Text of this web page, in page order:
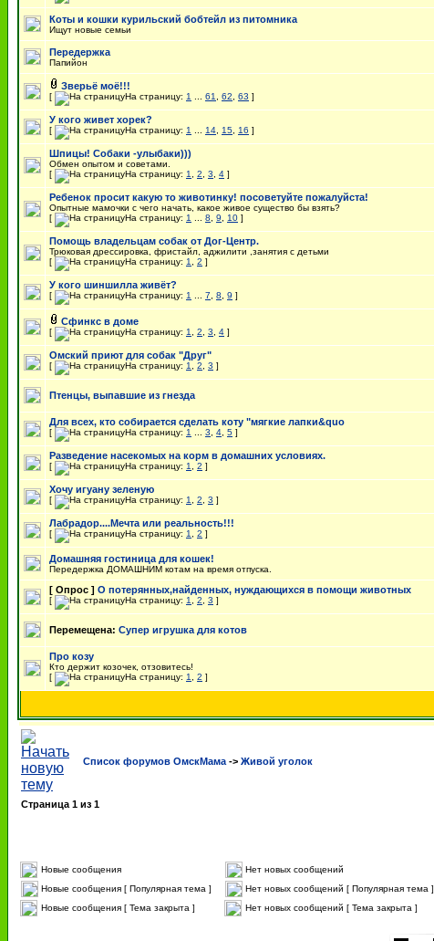
Коты и кошки курильский бобтейл из питомника
Ищут новые семьи
Передержка
Папийон
Зверьё моё!!!
[ На страницу: 1 61 62 63 ]
У кого живет хорек?
[ На страницу: 1 14 15 16 ]
Шпицы! Собаки -улыбаки)))
Обмен опытом и советами.
[
На страницу: 1 2 3 4 ]
Ребенок просит какую то животинку! посоветуйте пожалуйста!
Опытные мамочки с чего начать, какое живое существо бы взять?
[
На страницу: 1 8 9 10 ]
Помощь владельцам собак от Дог-Центр.
Трюковая дрессировка, фристайл, аджилити ,занятия с детьми
[
На страницу: 1 2 ]
У кого шиншилла живёт?
[ На страницу: 1 7 8 9 ]
Сфинкс в доме
[ На страницу: 1 2 3 4 ]
Омский приют для собак "Друг"
[ На страницу: 1 2 3 ]
Птенцы, выпавшие из гнезда
Для всех, кто собирается сделать коту "мягкие лапки&quo
[ На страницу: 1 3 4 5 ]
Разведение насекомых на корм в домашних условиях.
[ На страницу: 1 2 ]
Хочу игуану зеленую
[ На страницу: 1 2 3 ]
Лабрадор....Мечта или реальность!!!
[ На страницу: 1 2 ]
Домашняя гостиница для кошек!
Передержка ДОМАШНИМ котам на время отпуска.
[ Опрос ] О потерянных,найденных, нуждающихся в помощи животных
[ На страницу: 1 2 3 ]
Перемещена: Супер игрушка для котов
Про козу
Кто держит козочек, отзовитесь!
[
На страницу: 1 2 ]
Список форумов ОмскМама -> Живой уголок
Страница 1 из 1
Новые сообщения Нет новых сообщений
Новые сообщения [ Популярная тема ]
Нет новых сообщений [ Популярная тема ]
Новые сообщения [ Тема закрыта ]
Нет новых сообщений [ Тема закрыта ]